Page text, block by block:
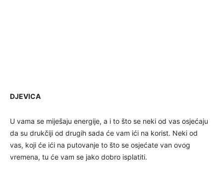
DJEVICA
U vama se miješaju energije, a i to što se neki od vas osjećaju
da su drukčiji od drugih sada će vam ići na korist. Neki od
vas, koji će ići na putovanje to što se osjećate van ovog
vremena, tu će vam se jako dobro isplatiti.